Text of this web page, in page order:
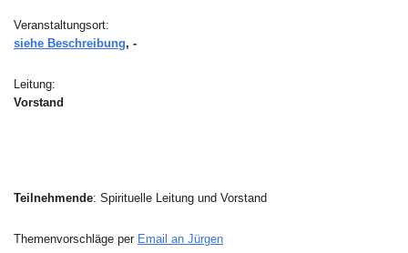
Veranstaltungsort:
siehe Beschreibung, -
Leitung:
Vorstand
Teilnehmende: Spirituelle Leitung und Vorstand
Themenvorschläge per Email an Jürgen